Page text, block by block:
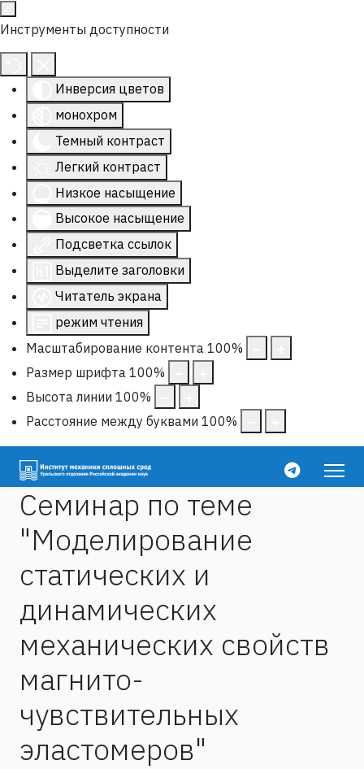
Инструменты доступности
Инверсия цветов
монохром
Темный контраст
Легкий контраст
Низкое насыщение
Высокое насыщение
Подсветка ссылок
Выделите заголовки
Читатель экрана
режим чтения
Масштабирование контента 100%
Размер шрифта 100%
Высота линии 100%
Расстояние между буквами 100%
Семинар по теме
"Моделирование
статических и
динамических
механических свойств
магнито-
чувствительных
эластомеров"